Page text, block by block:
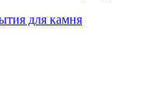
для камня